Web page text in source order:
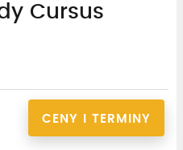
Cursus
CENY I TERMINY